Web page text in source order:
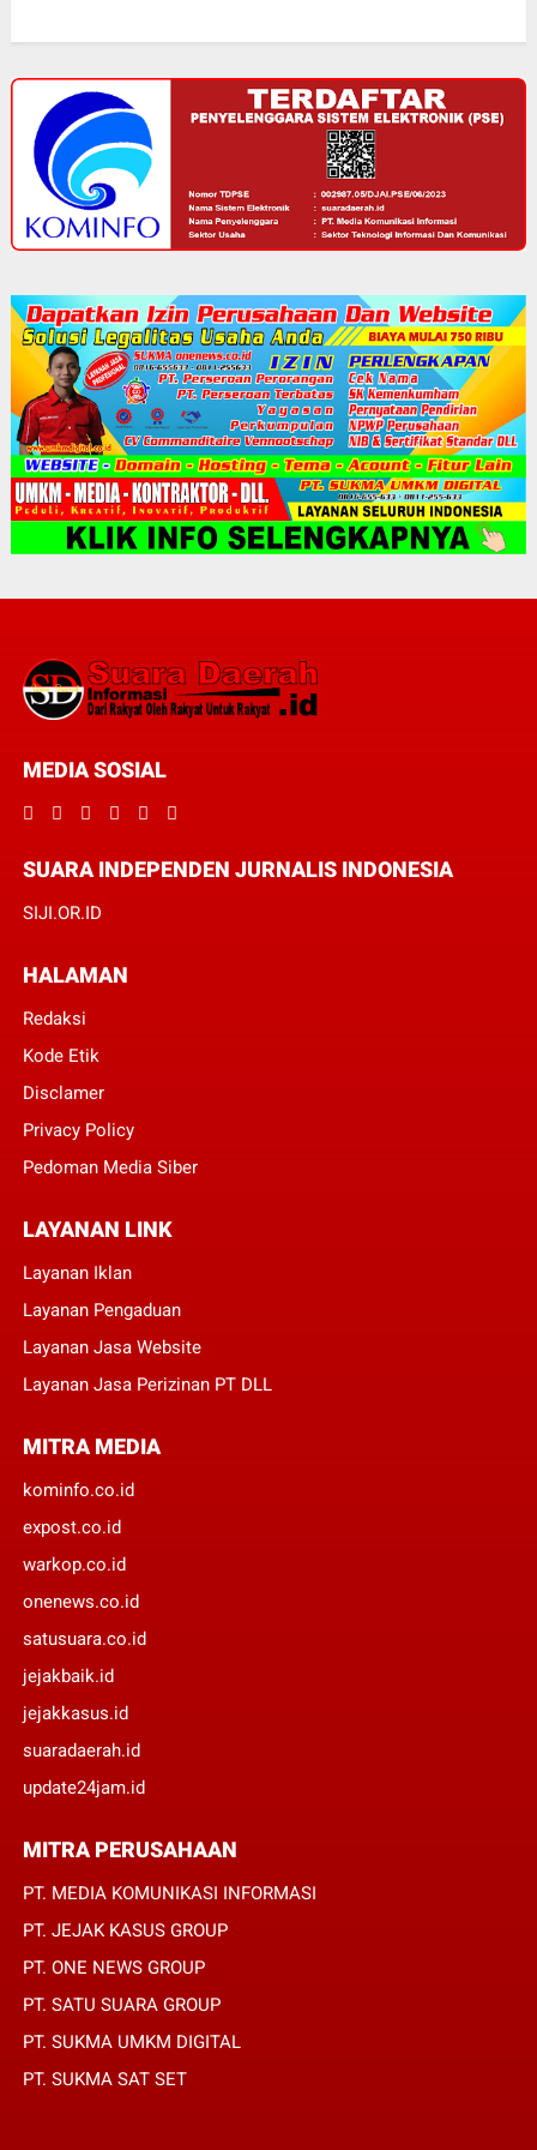
MEDIA SOSIAL
SUARA INDEPENDEN JURNALIS INDONESIA
SIJI.OR.ID
HALAMAN
Redaksi
Kode Etik
Disclamer
Privacy Policy
Pedoman Media Siber
LAYANAN LINK
Layanan Iklan
Layanan Pengaduan
Layanan Jasa Website
Layanan Jasa Perizinan PT DLL
MITRA MEDIA
kominfo.co.id
expost.co.id
warkop.co.id
onenews.co.id
satusuara.co.id
jejakbaik.id
jejakkasus.id
suaradaerah.id
update24jam.id
MITRA PERUSAHAAN
PT. MEDIA KOMUNIKASI INFORMASI
PT. JEJAK KASUS GROUP
PT. ONE NEWS GROUP
PT. SATU SUARA GROUP
PT. SUKMA UMKM DIGITAL
PT. SUKMA SAT SET